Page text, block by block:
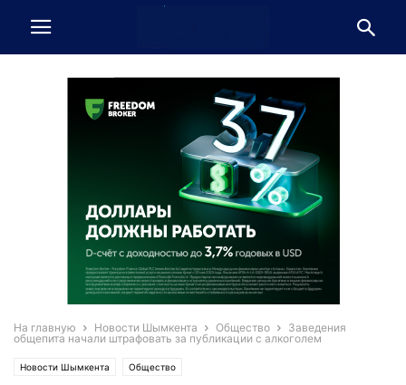
На главную Новости Шымкента Общество
Заведения
общепита начали штрафовать за публикации с алкоголем
Новости Шымкента Общество